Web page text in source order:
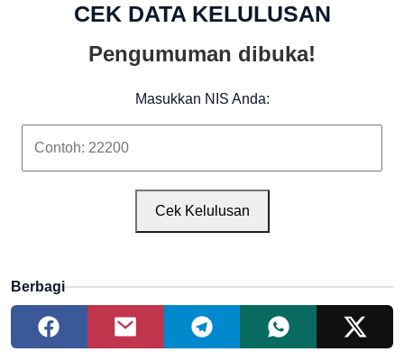
CEK DATA KELULUSAN
Pengumuman dibuka!
Masukkan NIS Anda:
Cek Kelulusan
Berbagi